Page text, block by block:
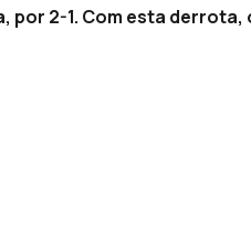
por 2-1. Com esta